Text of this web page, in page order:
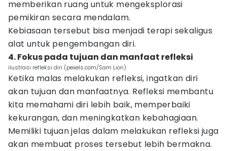
memberikan ruang untuk mengeksplorasi
pemikiran secara mendalam.
Kebiasaan tersebut bisa menjadi terapi sekaligus
alat untuk pengembangan diri.
4. Fokus pada tujuan dan manfaat refleksi
ilustrasi refleksi diri (pexels.com/Sam Lion)
Ketika malas melakukan refleksi, ingatkan diri
akan tujuan dan manfaatnya. Refleksi membantu
kita memahami diri lebih baik, memperbaiki
kekurangan, dan meningkatkan kebahagiaan.
Memiliki tujuan jelas dalam melakukan refleksi juga
akan membuat proses tersebut lebih bermakna.